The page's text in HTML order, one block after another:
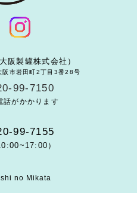
阪製罐株式会社）
市岩田町2丁目3番28号
99-7150
話がかかります
99-7155
）
no Mikata